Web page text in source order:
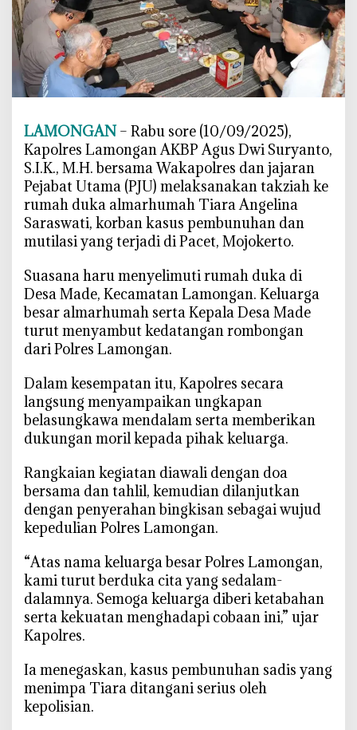
n
T
a
k
z
i
h
k
e
R
u
m
h
k
a
T
i
r
a
,
P
s
t
i
k
n
K
a
s
M
u
LAMONGAN– Rabu sore (10/09/2025),
Kapolres Lamongan AKBP Agus Dwi Suryanto,
S.I.K., M.H. bersama Wakapolres dan jajaran
Pejabat Utama (PJU) melaksanakan takziah ke
rumah duka almarhumah Tiara Angelina
Saraswati, korban kasus pembunuhan dan
mutilasi yang terjadi di Pacet, Mojokerto.
‎Suasana haru menyelimuti rumah duka di
Desa Made, Kecamatan Lamongan. Keluarga
besar almarhumah serta Kepala Desa Made
turut menyambut kedatangan rombongan
dari Polres Lamongan.
‎Dalam kesempatan itu, Kapolres secara
langsung menyampaikan ungkapan
belasungkawa mendalam serta memberikan
dukungan moril kepada pihak keluarga.
‎Rangkaian kegiatan diawali dengan doa
bersama dan tahlil, kemudian dilanjutkan
dengan penyerahan bingkisan sebagai wujud
kepedulian Polres Lamongan.
‎“Atas nama keluarga besar Polres Lamongan,
kami turut berduka cita yang sedalam-
dalamnya. Semoga keluarga diberi ketabahan
serta kekuatan menghadapi cobaan ini,” ujar
Kapolres.
‎Ia menegaskan, kasus pembunuhan sadis yang
menimpa Tiara ditangani serius oleh
kepolisian.